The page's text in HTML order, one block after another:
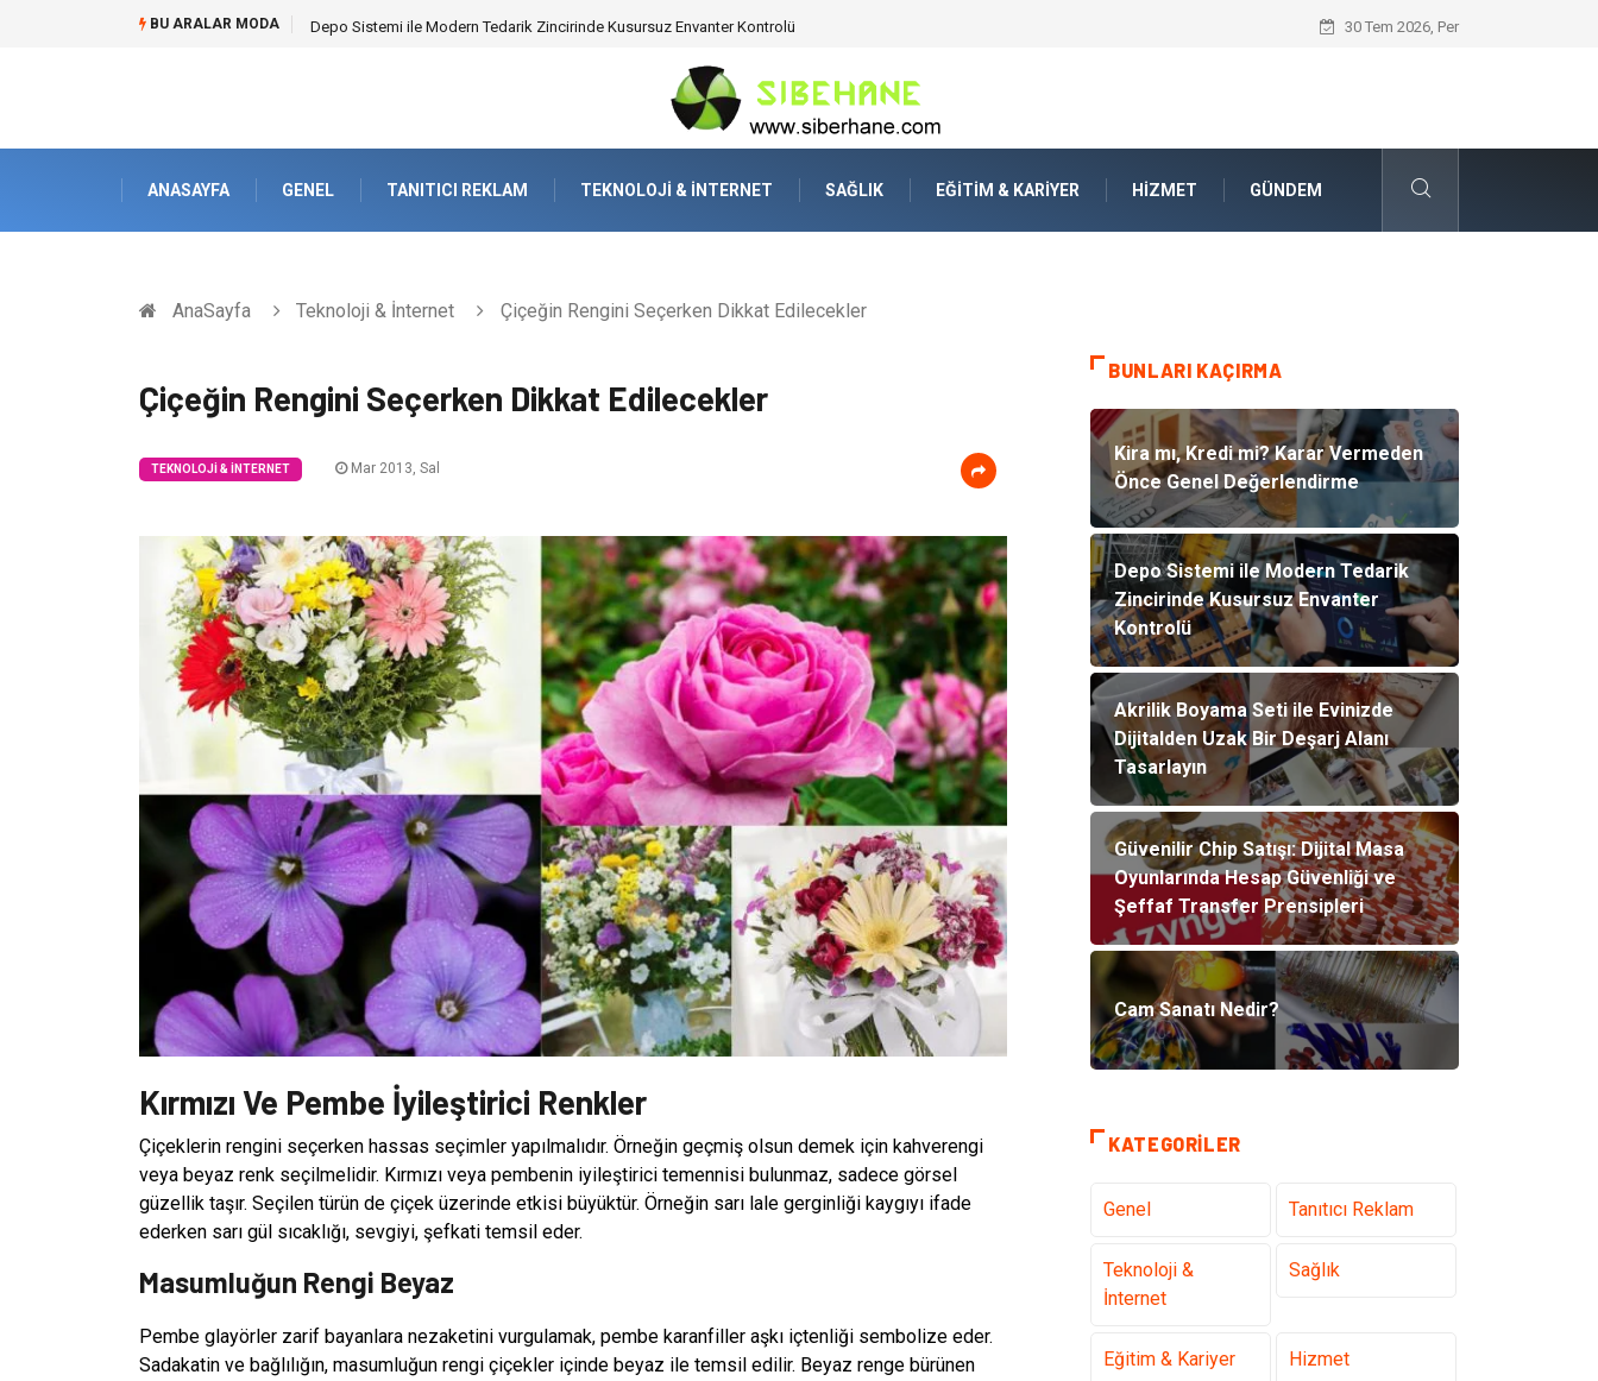
BU ARALAR MODA Akrilik Boyama Seti ile Evinizde Dijitalden Uzak Bir Deşarj Alanı Tasarlayın Güvenilir Chip Satışı: Dijital Masa
30 Tem 2026, Per
ANASAYFA GENEL TANITICI REKLAM TEKNOLOJI & İNTERNET SAĞLIK EĞITIM & KARIYER HIZMET GÜNDEM
AnaSayfa Teknoloji & İnternet Çiçeğin Rengini Seçerken Dikkat Edilecekler
Çiçeğin Rengini Seçerken Dikkat Edilecekler
TEKNOLOJI & İNTERNET Mar 2013, Sal
Kırmızı Ve Pembe İyileştirici Renkler
Çiçeklerin rengini seçerken hassas seçimler yapılmalıdır. Örneğin geçmiş olsun demek için kahverengi
veya beyaz renk seçilmelidir. Kırmızı veya pembenin iyileştirici temennisi bulunmaz, sadece görsel
güzellik taşır. Seçilen türün de çiçek üzerinde etkisi büyüktür. Örneğin sarı lale gerginliği kaygıyı ifade
ederken sarı gül sıcaklığı, sevgiyi, şefkati temsil eder.
Masumluğun Rengi Beyaz
Pembe glayörler zarif bayanlara nezaketini vurgulamak, pembe karanfiller aşkı içtenliği sembolize eder.
Sadakatin ve bağlılığın, masumluğun rengi çiçekler içinde beyaz ile temsil edilir. Beyaz renge bürünen
BUNLARI KAÇIRMA
Kira mı, Kredi mi? Karar Vermeden
Önce Genel Değerlendirme
Depo Sistemi ile Modern Tedarik
Zincirinde Kusursuz Envanter
Kontrolü
Akrilik Boyama Seti ile Evinizde
Dijitalden Uzak Bir Deşarj Alanı
Tasarlayın
Güvenilir Chip Satışı: Dijital Masa
Oyunlarında Hesap Güvenliği ve
Şeffaf Transfer Prensipleri
Cam Sanatı Nedir?
KATEGORILER
Genel Tanıtıcı Reklam
Teknoloji &
İnternet
Sağlık
Eğitim & Kariyer Hizmet